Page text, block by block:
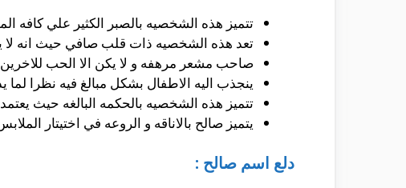
تتميز هذه الشخصيه بالصبر الكثير علي كافه
تعد هذه الشخصيه ذات قلب صافي حيث انه
صاحب مشعر مرهفه و لا يكن الا الحب
ينجذب اليه الاطفال بشكل مبالغ فيه نظرا
تتميز هذه الشخصيه بالحكمه البالغه حيث
يتميز صالح بالاناقه و الروعه في اختيتار
دلع اسم صالح :